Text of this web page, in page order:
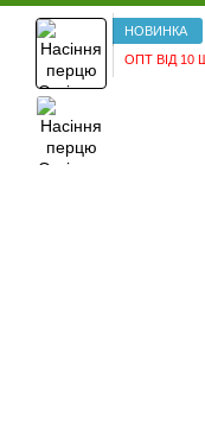
НОВИНКА
ОПТ ВІД 10